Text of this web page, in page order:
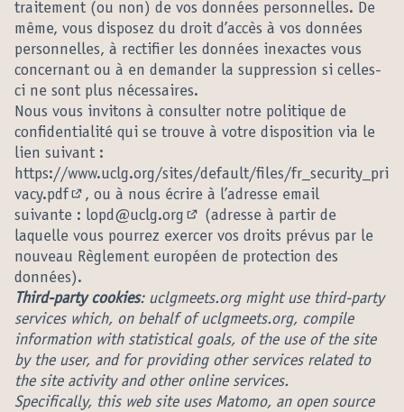
traitement (ou non) de vos données personnelles. De
même, vous disposez du droit d’accès à vos données
personnelles, à rectifier les données inexactes vous
concernant ou à en demander la suppression si celles-
ci ne sont plus nécessaires.
Nous vous invitons à consulter notre politique de
confidentialité qui se trouve à votre disposition via le
lien suivant :
https://www.uclg.org/sites/default/files/fr_security_pri
vacy.pdf
(Lien externe)
, ou à nous écrire à l’adresse email
suivante : lopd@uclg.org
(S'ouvre dans un nouvel onglet)
(adresse à partir de
laquelle vous pourrez exercer vos droits prévus par le
nouveau Règlement européen de protection des
données).
Third-party cookies: uclgmeets.org might use third-party
services which, on behalf of uclgmeets.org, compile
information with statistical goals, of the use of the site
by the user, and for providing other services related to
the site activity and other online services.
Specifically, this web site uses Matomo, an open source